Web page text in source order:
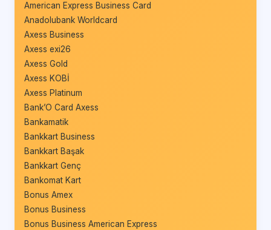
American Express Business Card
Anadolubank Worldcard
Axess Business
Axess exi26
Axess Gold
Axess KOBİ
Axess Platinum
Bank’O Card Axess
Bankamatik
Bankkart Business
Bankkart Başak
Bankkart Genç
Bankomat Kart
Bonus Amex
Bonus Business
Bonus Business American Express